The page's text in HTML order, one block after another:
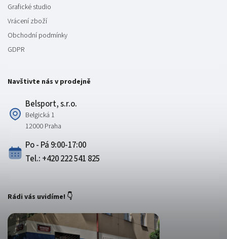
Grafické studio
Vrácení zboží
Obchodní podmínky
GDPR
Navštivte nás v prodejně
Belsport, s.r.o.
Belgická 1
12000 Praha
Po - Pá 9:00-17:00
Tel.: +420 222 541 825
Rádi vás uvidíme! 👇